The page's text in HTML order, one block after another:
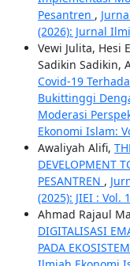
Pesantren ,
(2026): Jurnal
Vewi Julita, Hesi
Sadikin Sadikin,
Covid-19
Bukittinggi
Moderasi
Ekonomi Islam:
Awaliyah Alifi,
DEVELOPMENT
PESANTREN ,
(2025): JIEI : Vol.
Ahmad Rajaul
DIGITALISASI
PADA